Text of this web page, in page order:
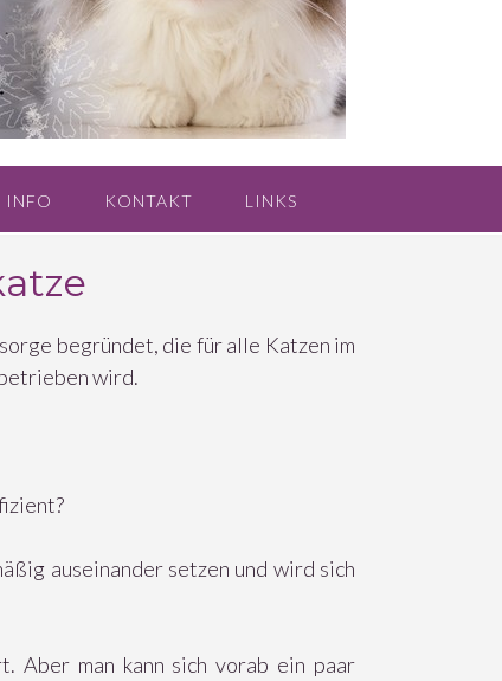
INFO KONTAKT LINKS
begründet, die für alle Katzen im
wird.
auseinander setzen und wird sich
Aber man kann sich vorab ein paar